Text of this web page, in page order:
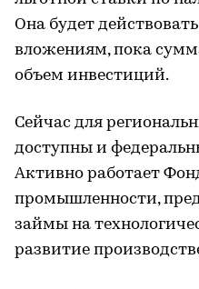
Она будет
вложениям, пока
объем инвестиций.
Сейчас для
доступны и
Активно работает
промышленности,
займы на
развитие